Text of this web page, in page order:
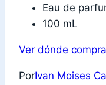
Eau de
100 mL
Ver dónde
PorIvan Moises